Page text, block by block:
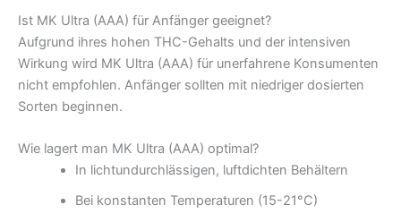
Ist MK Ultra (AAA) für Anfänger geeignet?
Aufgrund ihres hohen THC-Gehalts und der intensiven
Wirkung wird MK Ultra (AAA) für unerfahrene Konsumenten
nicht empfohlen. Anfänger sollten mit niedriger dosierten
Sorten beginnen.
Wie lagert man MK Ultra (AAA) optimal?
In lichtundurchlässigen, luftdichten Behältern
Bei konstanten Temperaturen (15-21°C)